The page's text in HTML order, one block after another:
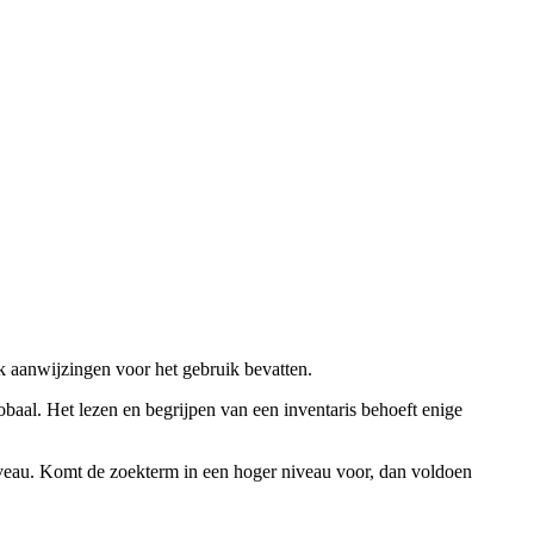
aanwijzingen voor het gebruik bevatten.
Het lezen en begrijpen van een inventaris behoeft enige
Komt de zoekterm in een hoger niveau voor, dan voldoen